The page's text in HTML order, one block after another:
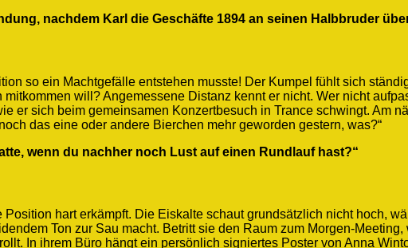
nachdem Karl die Geschäfte 1894 an seinen Halbbruder
so ein Machtgefälle entstehen musste! Der Kumpel fühlt sich
will? Angemessene Distanz kennt er nicht. Wer nicht
er sich beim gemeinsamen Konzertbesuch in Trance schwingt. Am
das eine oder andere Bierchen mehr geworden gestern, was?“
wenn du nachher noch Lust auf einen Rundlauf hast?“
hart erkämpft. Die Eiskalte schaut grundsätzlich nicht hoch,
Ton zur Sau macht. Betritt sie den Raum zum Morgen-
In ihrem Büro hängt ein persönlich signiertes Poster von Anna